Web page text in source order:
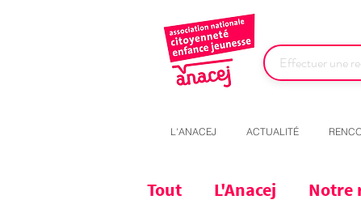
L'ANACEJ ACTUALITÉ
Tout L'Anacej Notre